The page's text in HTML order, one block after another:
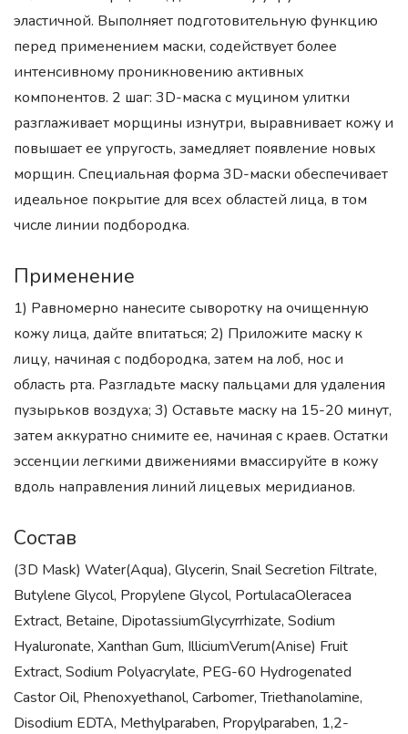
эластичной. Выполняет подготовительную функцию
перед применением маски, содействует более
интенсивному проникновению активных
компонентов. 2 шаг: 3D-маска с муцином улитки
разглаживает морщины изнутри, выравнивает кожу и
повышает ее упругость, замедляет появление новых
морщин. Специальная форма 3D-маски обеспечивает
идеальное покрытие для всех областей лица, в том
числе линии подбородка.
Применение
1) Равномерно нанесите сыворотку на очищенную
кожу лица, дайте впитаться; 2) Приложите маску к
лицу, начиная с подбородка, затем на лоб, нос и
область рта. Разгладьте маску пальцами для удаления
пузырьков воздуха; 3) Оставьте маску на 15-20 минут,
затем аккуратно снимите ее, начиная с краев. Остатки
эссенции легкими движениями вмассируйте в кожу
вдоль направления линий лицевых меридианов.
Состав
(3D Mask) Water(Aqua), Glycerin, Snail Secretion Filtrate,
Butylene Glycol, Propylene Glycol, PortulacaOleracea
Extract, Betaine, DipotassiumGlycyrrhizate, Sodium
Hyaluronate, Xanthan Gum, IlliciumVerum(Anise) Fruit
Extract, Sodium Polyacrylate, PEG-60 Hydrogenated
Castor Oil, Phenoxyethanol, Carbomer, Triethanolamine,
Disodium EDTA, Methylparaben, Propylparaben, 1,2-